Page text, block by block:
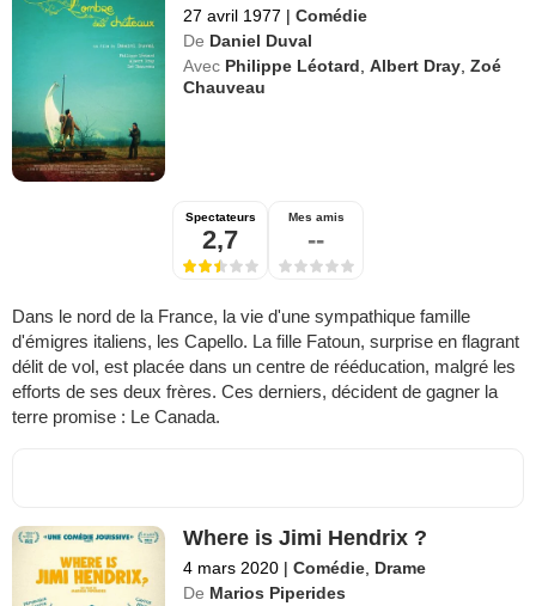
27 avril 1977 | Comédie
De Daniel Duval
Avec Philippe Léotard,Albert Dray,Zoé
Chauveau
Spectateurs
2,7
Mes amis
--
Dans le nord de la France, la vie d'une sympathique famille
d'émigres italiens, les Capello. La fille Fatoun, surprise en flagrant
délit de vol, est placée dans un centre de rééducation, malgré les
efforts de ses deux frères. Ces derniers, décident de gagner la
terre promise : Le Canada.
Where is Jimi Hendrix ?
4 mars 2020 | Comédie, Drame
De Marios Piperides